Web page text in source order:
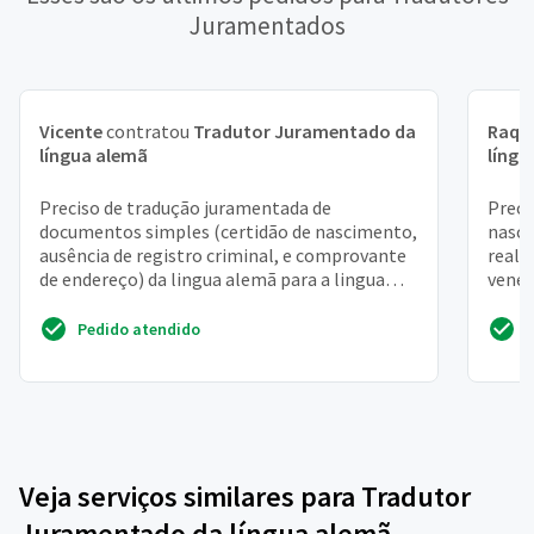
Juramentados
Vicentecontratou Tradutor Juramentado da
língua alemã
Preciso de tradução juramentada de
documentos simples (certidão de nascimento,
ausência de registro criminal, e comprovante
de endereço) da lingua alemã para a lingua
Pedido atendido
Veja serviços similares para Tradutor